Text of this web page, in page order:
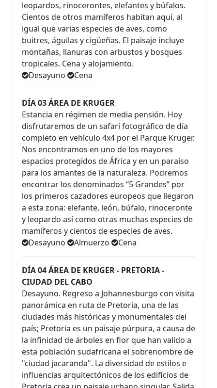
leopardos, rinocerontes, elefantes y búfalos.
Cientos de otros mamíferos habitan aquí, al
igual que varias especies de aves, como
buitres, águilas y cigüeñas. El paisaje incluye
montañas, llanuras con arbustos y bosques
tropicales. Cena y alojamiento.
Desayuno
Cena
DÍA 03 ÁREA DE KRUGER
Estancia en régimen de media pensión. Hoy
disfrutaremos de un safari fotográfico de día
completo en vehículo 4x4 por el Parque Kruger.
Nos encontramos en uno de los mayores
espacios protegidos de África y en un paraíso
para los amantes de la naturaleza. Podremos
encontrar los denominados “5 Grandes” por
los primeros cazadores europeos que llegaron
a esta zona: elefante, león, búfalo, rinoceronte
y leopardo así como otras muchas especies de
mamíferos y cientos de especies de aves.
Desayuno
Almuerzo Cena
DÍA 04 ÁREA DE KRUGER - PRETORIA -
CIUDAD DEL CABO
Desayuno. Regreso a Johannesburgo con visita
panorámica en ruta de Pretoria, una de las
ciudades más históricas y monumentales del
país; Pretoria es un paisaje púrpura, a causa de
la infinidad de árboles en flor que han valido a
esta población sudafricana el sobrenombre de
"ciudad jacaranda". La diversidad de estilos e
influencias arquitectónicos de los edificios de